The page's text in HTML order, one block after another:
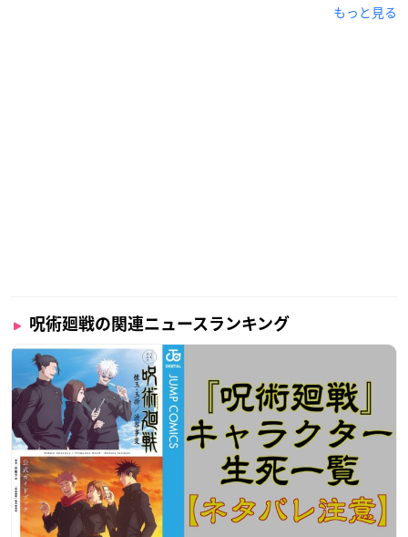
もっと見る
呪術廻戦の関連ニュースランキング